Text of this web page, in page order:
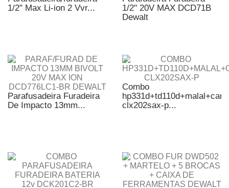
1/2" Max Li-ion 2 Vvr...
1/2'' 20V MAX DCD71B
Dewalt
Parafusadeira Furadeira
De Impacto 13mm...
Combo
clx202sax-p...